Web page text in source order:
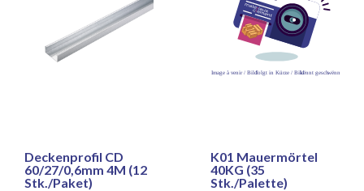
Deckenprofil CD
60/27/0,6mm 4M (12
Stk./Paket)
K01 Mauermörtel
40KG (35
Stk./Palette)